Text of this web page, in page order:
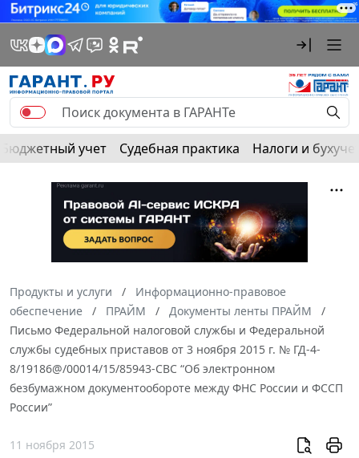
Бюджетный учет Судебная практика Налоги и
Продукты и услуги
Информационно-правовое
обеспечение
ПРАЙМ
Документы ленты ПРАЙМ
Письмо Федеральной налоговой службы и Федеральной
службы судебных приставов от 3 ноября 2015 г. № ГД-4-
8/19186@/00014/15/85943-СВС “Об электронном
безбумажном документообороте между ФНС России и ФССП
России”
11 ноября 2015